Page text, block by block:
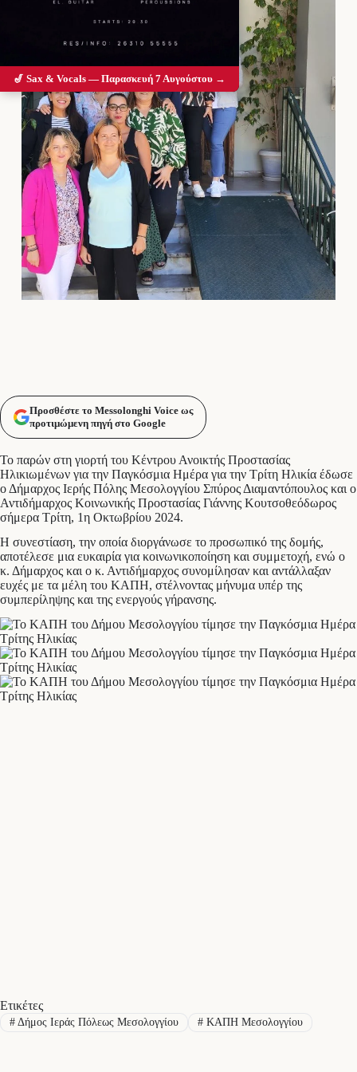
Προσθέστε το Messolonghi Voice ως
προτιμώμενη πηγή στο Google
Το παρών στη γιορτή του Κέντρου Ανοικτής Προστασίας
Ηλικιωμένων για την Παγκόσμια Ημέρα για την Τρίτη Ηλικία έδωσε
ο Δήμαρχος Ιερής Πόλης Μεσολογγίου Σπύρος Διαμαντόπουλος και ο
Αντιδήμαρχος Κοινωνικής Προστασίας Γιάννης Κουτσοθεόδωρος
σήμερα Τρίτη, 1η Οκτωβρίου 2024.
Η συνεστίαση, την οποία διοργάνωσε το προσωπικό της δομής,
αποτέλεσε μια ευκαιρία για κοινωνικοποίηση και συμμετοχή, ενώ ο
κ. Δήμαρχος και ο κ. Αντιδήμαρχος συνομίλησαν και αντάλλαξαν
ευχές με τα μέλη του ΚΑΠΗ, στέλνοντας μήνυμα υπέρ της
συμπερίληψης και της ενεργούς γήρανσης.
Ετικέτες
#Δήμος Ιεράς Πόλεως Μεσολογγίου #ΚΑΠΗ Μεσολογγίου
🎷 Sax & Vocals — Παρασκευή 7 Αυγούστου →